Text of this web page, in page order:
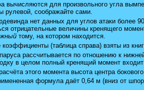
вычисляются для произвольного угла
рулевой, соображайте сами.
нет данных для углов атаки более
отрицательные величины кренящего
тому, на котором находится.
коэффициенты (таблица справа) взяты из
рассчитывается по отношению к
в целом полный кренящий момент
этого момента высота центра
формула даёт 0,64 м (вниз от